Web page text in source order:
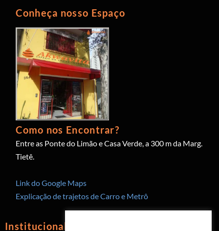
Conheça nosso Espaço
Como nos Encontrar?
Entre as Ponte do Limão e Casa Verde, a 300 m da Marg.
Tietê.
Link do Google Maps
Explicação de trajetos de Carro e Metrô
Institucional